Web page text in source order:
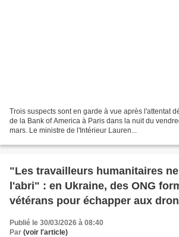
Trois suspects sont en garde à vue après l'attentat
de la Bank of America à Paris dans la nuit du
mars. Le ministre de l'Intérieur Lauren...
"Les travailleurs humanitaires
l'abri" : en Ukraine, des ONG
vétérans pour échapper aux
Publié le 30/03/2026 à 08:40
Par (voir l'article)